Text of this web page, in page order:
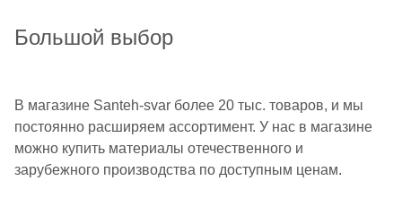
Большой выбор
В магазине Santeh-svar более 20 тыс. товаров, и мы
постоянно расширяем ассортимент. У нас в магазине
можно купить материалы отечественного и
зарубежного производства по доступным ценам.